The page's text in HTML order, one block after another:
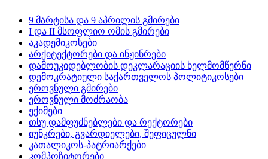
9 მარტისა და 9 აპრილის გმირები
I და II მსოფლიო ომის გმირები
აკადემიკოსები
არქიტექტორები და ინჟინრები
დამოუკიდებლობის დეკლარაციის ხელმომწერნი
დემოკრატიული საქართველოს პოლიტიკოსები
ეროვნული გმირები
ეროვნული მოძრაობა
ექიმები
თსუ დამფუძნებლები და რექტორები
იუნკრები, გვარდიელები, შეფიცულნი
კათალიკოს-პატრიარქები
კომპოზიტორები